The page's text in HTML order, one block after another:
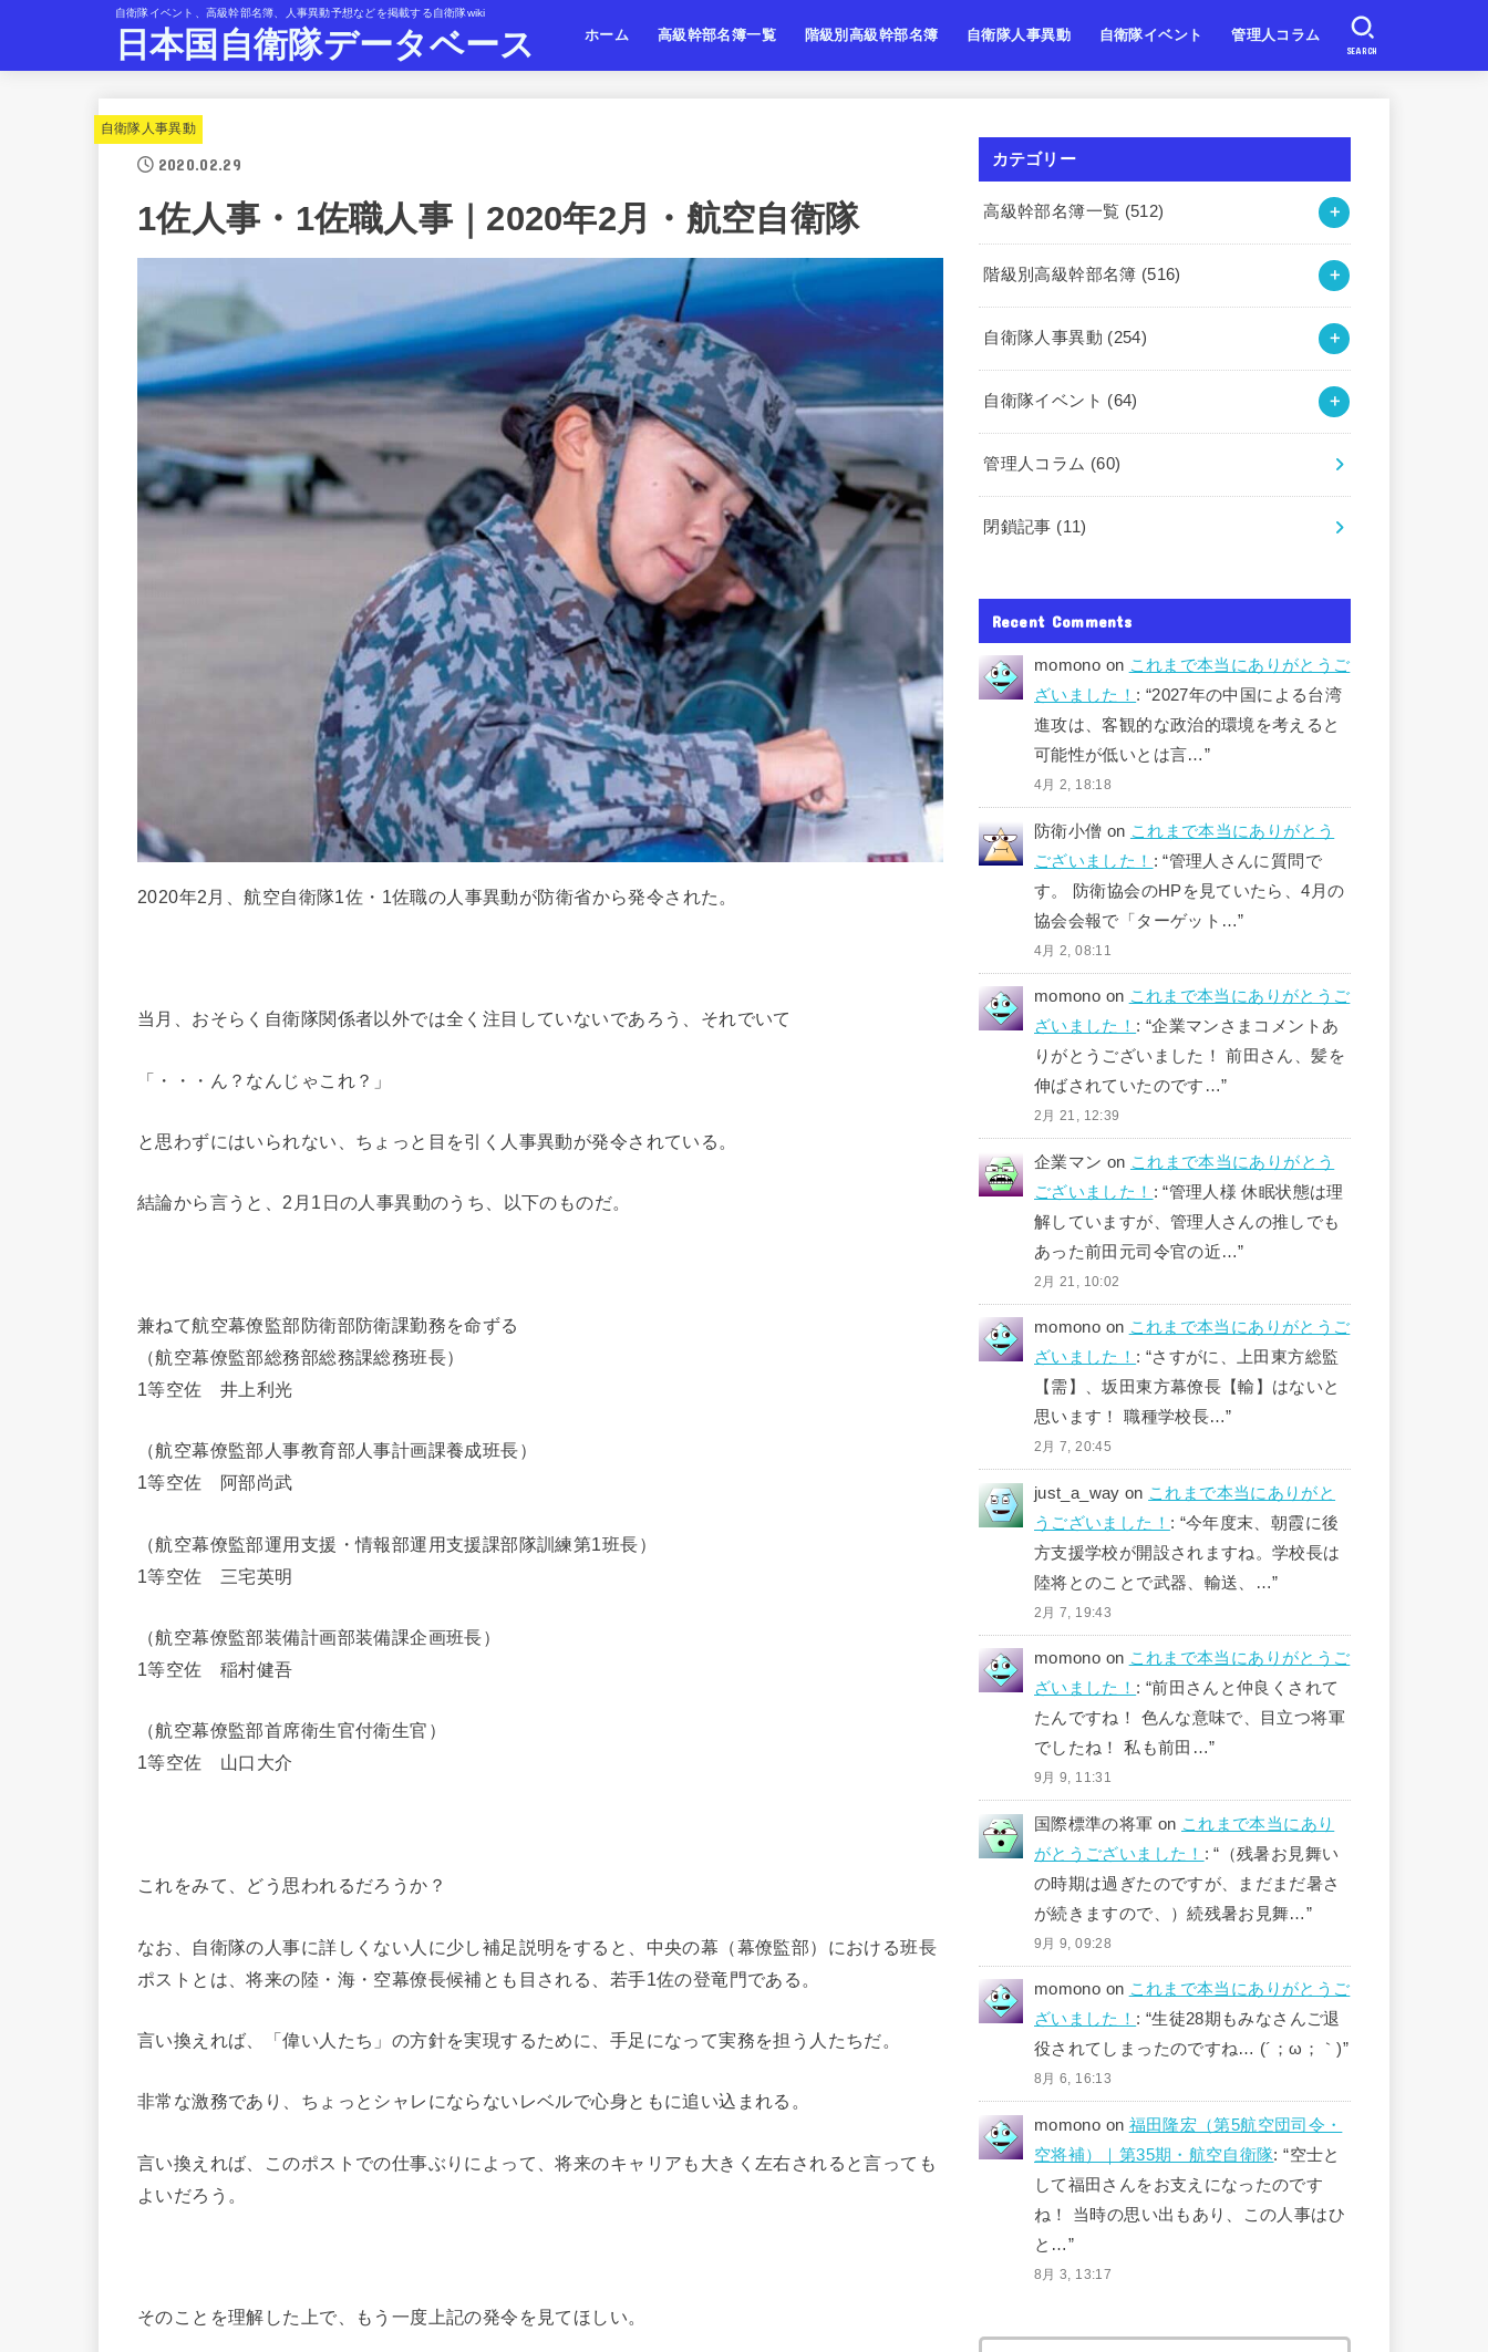
自衛隊イベント、高級幹部名簿、人事異動予想などを掲載する自衛隊wiki
日本国自衛隊データベース ホーム 高級幹部名簿一覧 階級別高級幹部名簿 自衛隊人事異動 自衛隊イベント 管理人コラム
SEARCH
自衛隊人事異動
2020.02.29
1佐人事・1佐職人事｜2020年2月・航空自衛隊
2020年2月、航空自衛隊1佐・1佐職の人事異動が防衛省から発令された。
当月、おそらく自衛隊関係者以外では全く注目していないであろう、それでいて
「・・・ん？なんじゃこれ？」
と思わずにはいられない、ちょっと目を引く人事異動が発令されている。
結論から言うと、2月1日の人事異動のうち、以下のものだ。
兼ねて航空幕僚監部防衛部防衛課勤務を命ずる
（航空幕僚監部総務部総務課総務班長）
1等空佐 井上利光
（航空幕僚監部人事教育部人事計画課養成班長）
1等空佐 阿部尚武
（航空幕僚監部運用支援・情報部運用支援課部隊訓練第1班長）
1等空佐 三宅英明
（航空幕僚監部装備計画部装備課企画班長）
1等空佐 稲村健吾
（航空幕僚監部首席衛生官付衛生官）
1等空佐 山口大介
これをみて、どう思われるだろうか？
なお、自衛隊の人事に詳しくない人に少し補足説明をすると、中央の幕（幕僚監部）における班長
ポストとは、将来の陸・海・空幕僚長候補とも目される、若手1佐の登竜門である。
言い換えれば、「偉い人たち」の方針を実現するために、手足になって実務を担う人たちだ。
非常な激務であり、ちょっとシャレにならないレベルで心身ともに追い込まれる。
言い換えれば、このポストでの仕事ぶりによって、将来のキャリアも大きく左右されると言っても
よいだろう。
そのことを理解した上で、もう一度上記の発令を見てほしい。
カテゴリー
高級幹部名簿一覧 (512)
階級別高級幹部名簿 (516)
自衛隊人事異動 (254)
自衛隊イベント (64)
管理人コラム (60)
閉鎖記事 (11)
Recent Comments
momono on これまで本当にありがとうご
ざいました！ : “2027年の中国による台湾
進攻は、客観的な政治的環境を考えると
可能性が低いとは言…”
4月 2, 18:18
防衛小僧 on これまで本当にありがとう
ございました！ : “管理人さんに質問で
す。 防衛協会のHPを見ていたら、4月の
協会会報で「ターゲット…”
4月 2, 08:11
momono on これまで本当にありがとうご
ざいました！ : “企業マンさまコメントあ
りがとうございました！ 前田さん、髪を
伸ばされていたのです…”
2月 21, 12:39
企業マン on これまで本当にありがとう
ございました！ : “管理人様 休眠状態は理
解していますが、管理人さんの推しでも
あった前田元司令官の近…”
2月 21, 10:02
momono on これまで本当にありがとうご
ざいました！ : “さすがに、上田東方総監
【需】、坂田東方幕僚長【輸】はないと
思います！ 職種学校長…”
2月 7, 20:45
just_a_way on これまで本当にありがと
うございました！ : “今年度末、朝霞に後
方支援学校が開設されますね。学校長は
陸将とのことで武器、輸送、…”
2月 7, 19:43
momono on これまで本当にありがとうご
ざいました！ : “前田さんと仲良くされて
たんですね！ 色んな意味で、目立つ将軍
でしたね！ 私も前田…”
9月 9, 11:31
国際標準の将軍 on これまで本当にあり
がとうございました！ : “ （残暑お見舞い
の時期は過ぎたのですが、まだまだ暑さ
が続きますので、）続残暑お見舞…”
9月 9, 09:28
momono on これまで本当にありがとうご
ざいました！ : “生徒28期もみなさんご退
役されてしまったのですね… (´；ω；｀)”
8月 6, 16:13
momono on 福田隆宏（第5航空団司令・
空将補）｜第35期・航空自衛隊: “空士と
して福田さんをお支えになったのです
ね！ 当時の思い出もあり、この人事はひ
と…”
8月 3, 13:17